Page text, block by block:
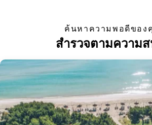
ค้นหาความพอดีของ
สำรวจตามความส